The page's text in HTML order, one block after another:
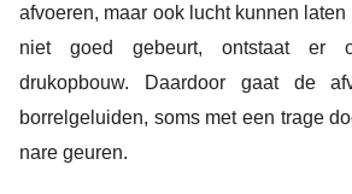
afvoeren, maar ook lucht kunnen
niet goed gebeurt, ontstaat er
drukopbouw. Daardoor gaat de
borrelgeluiden, soms met een trage
nare geuren.